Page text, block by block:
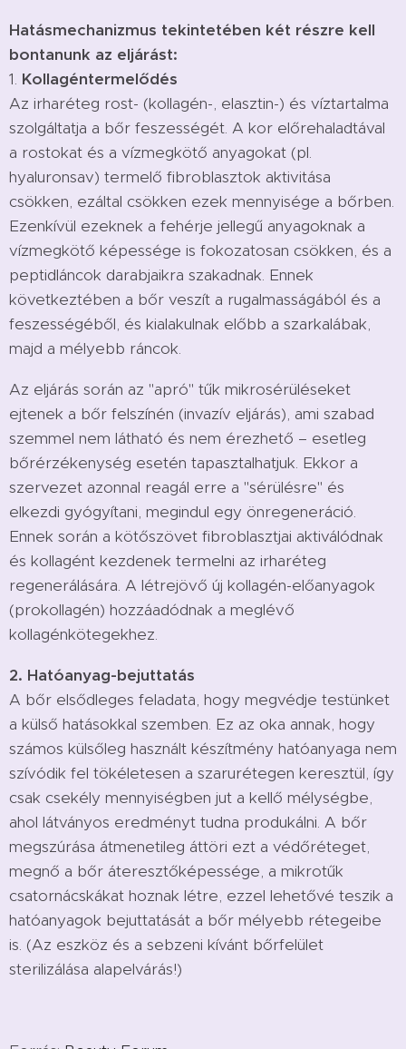
Hatásmechanizmus tekintetében két részre kell
bontanunk az eljárást:
1. Kollagéntermelődés
Az irharéteg rost- (kollagén-, elasztin-) és víztartalma
szolgáltatja a bőr feszességét. A kor előrehaladtával
a rostokat és a vízmegkötő anyagokat (pl.
hyaluronsav) termelő fibroblasztok aktivitása
csökken, ezáltal csökken ezek mennyisége a bőrben.
Ezenkívül ezeknek a fehérje jellegű anyagoknak a
vízmegkötő képessége is fokozatosan csökken, és a
peptidláncok darabjaikra szakadnak. Ennek
következtében a bőr veszít a rugalmasságából és a
feszességéből, és kialakulnak előbb a szarkalábak,
majd a mélyebb ráncok.
Az eljárás során az "apró" tűk mikrosérüléseket
ejtenek a bőr felszínén (invazív eljárás), ami szabad
szemmel nem látható és nem érezhető – esetleg
bőrérzékenység esetén tapasztalhatjuk. Ekkor a
szervezet azonnal reagál erre a "sérülésre" és
elkezdi gyógyítani, megindul egy önregeneráció.
Ennek során a kötőszövet fibroblasztjai aktiválódnak
és kollagént kezdenek termelni az irharéteg
regenerálására. A létrejövő új kollagén-előanyagok
(prokollagén) hozzáadódnak a meglévő
kollagénkötegekhez.
2. Hatóanyag-bejuttatás
A bőr elsődleges feladata, hogy megvédje testünket
a külső hatásokkal szemben. Ez az oka annak, hogy
számos külsőleg használt készítmény hatóanyaga nem
szívódik fel tökéletesen a szarurétegen keresztül, így
csak csekély mennyiségben jut a kellő mélységbe,
ahol látványos eredményt tudna produkálni. A bőr
megszúrása átmenetileg áttöri ezt a védőréteget,
megnő a bőr áteresztőképessége, a mikrotűk
csatornácskákat hoznak létre, ezzel lehetővé teszik a
hatóanyagok bejuttatását a bőr mélyebb rétegeibe
is. (Az eszköz és a sebzeni kívánt bőrfelület
sterilizálása alapelvárás!)